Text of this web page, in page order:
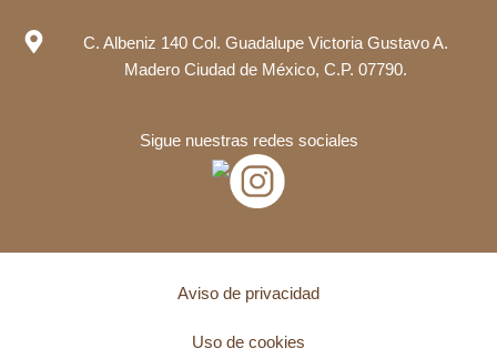
C. Albeniz 140 Col. Guadalupe Victoria Gustavo A.
Madero Ciudad de México, C.P. 07790.
Sigue nuestras redes sociales
Aviso de privacidad
Uso de cookies